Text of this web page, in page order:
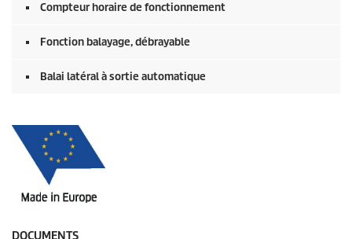
Compteur horaire de fonctionnement
Fonction balayage, débrayable
Balai latéral à sortie automatique
DOCUMENTS